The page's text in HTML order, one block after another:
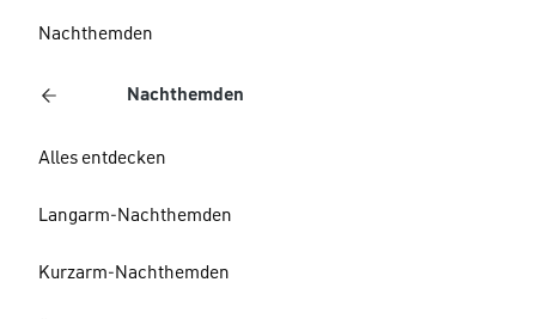
Nachthemden
Nachthemden
Alles entdecken
Langarm-Nachthemden
Kurzarm-Nachthemden